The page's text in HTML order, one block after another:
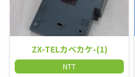
ZX-TELカベカケ-(1)
NTT